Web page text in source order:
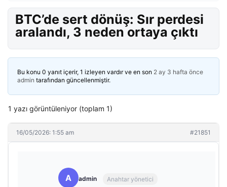
BTC’de sert dönüş: Sır perdesi
aralandı, 3 neden ortaya çıktı
Bu konu 0 yanıt içerir, 1 izleyen vardır ve en son 2 ay 3 hafta önce
admin tarafından güncellenmiştir.
1 yazı görüntüleniyor (toplam 1)
16/05/2026: 1:55 am #21851
A admin Anahtar yönetici